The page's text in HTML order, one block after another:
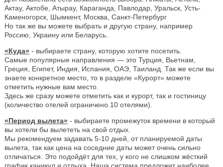
Актау, Актобе, Атырау, Караганда, Павлодар, Уральск, Усть-
Каменогорск, Шымкент, Москва, Санкт-Петербург
Но так же вы можете выбрать и другую страну, например
Россию, Украину или Беларусь.
«Куда» - выбираете страну, которую хотите посетить.
Самые популярные направления — это Турция, Вьетнам,
Греция, Египет, Индия, Испания, ОАЭ, Таиланд. Так же если вы
знаете конкретное место, то в разделе «Курорт» можете
отметить нужные вам место.
Здесь же сразу можете отметить как и курорт, так и гостиницу
(количество отелей ограничено 10 отелями).
«Период вылета» - выбираете промежуток времени в который
вы хотели бы вылететь на свой отдых.
Мы рекомендуем задавать 5-10 дней, от планируемой даты
вылета, так как цена на соседние даты может очень сильно
отличаться. Это подойдёт для тех, у кого не слишком жёсткий